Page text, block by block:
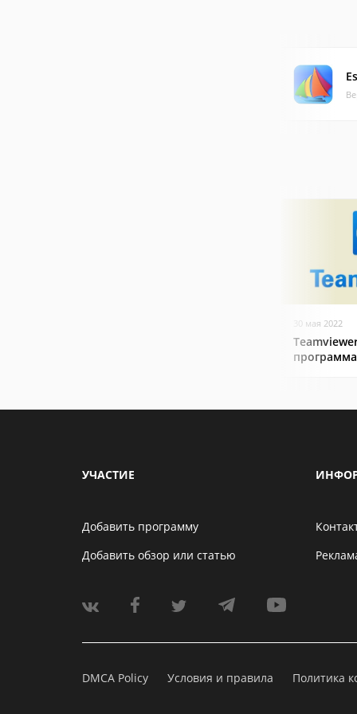
30 мая 2022
программа
УЧАСТИЕ
Добавить программу
Добавить обзор или статью
DMCA Policy Условия и правила Политика